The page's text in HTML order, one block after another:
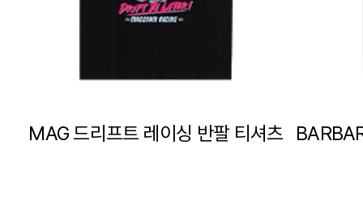
MAG 드리프트 레이싱 반팔 티셔츠